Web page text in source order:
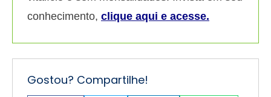
conhecimento, clique aqui e acesse.
Gostou? Compartilhe!